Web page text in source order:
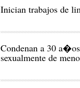
Inician trabajos de
Condenan a 30
sexualmente de